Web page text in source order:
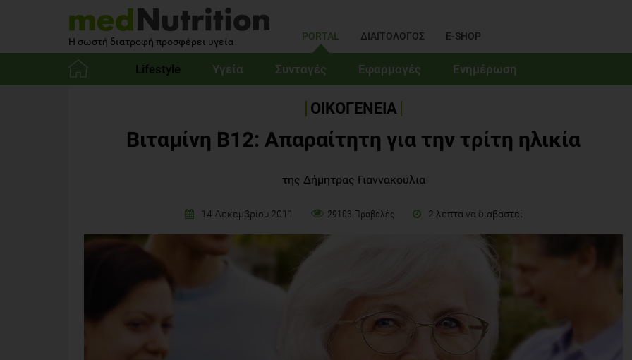
Η σωστή διατροφή προσφέρει υγεία PORTAL ΔΙΑΙΤΟΛΟΓΟΣ E-SHOP
Lifestyle Υγεία Συνταγές Εφαρμογές Ενημέρωση
ΟΙΚΟΓΕΝΕΙΑ
Βιταμίνη Β12: Απαραίτητη για την τρίτη ηλικία
της Δήμητρας Γιαννακούλια
14 Δεκεμβρίου 2011 29103 Προβολές 2 λεπτά να διαβαστεί